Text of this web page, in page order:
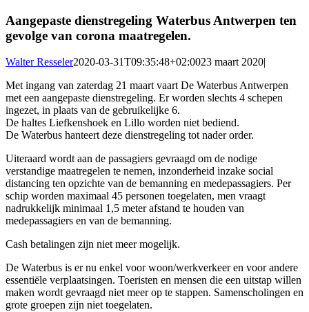
Aangepaste dienstregeling Waterbus Antwerpen ten
gevolge van corona maatregelen.
Walter Resseler2020-03-31T09:35:48+02:0023 maart 2020|
Met ingang van zaterdag 21 maart vaart De Waterbus Antwerpen
met een aangepaste dienstregeling. Er worden slechts 4 schepen
ingezet, in plaats van de gebruikelijke 6.
De haltes Liefkenshoek en Lillo worden niet bediend.
De Waterbus hanteert deze dienstregeling tot nader order.
Uiteraard wordt aan de passagiers gevraagd om de nodige
verstandige maatregelen te nemen, inzonderheid inzake social
distancing ten opzichte van de bemanning en medepassagiers. Per
schip worden maximaal 45 personen toegelaten, men vraagt
nadrukkelijk minimaal 1,5 meter afstand te houden van
medepassagiers en van de bemanning.
Cash betalingen zijn niet meer mogelijk.
De Waterbus is er nu enkel voor woon/werkverkeer en voor andere
essentiële verplaatsingen. Toeristen en mensen die een uitstap willen
maken wordt gevraagd niet meer op te stappen. Samenscholingen en
grote groepen zijn niet toegelaten.